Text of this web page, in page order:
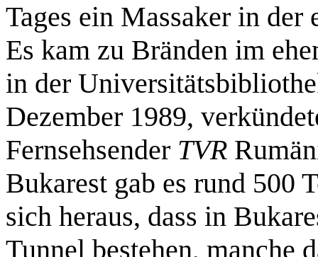
Tages ein Massaker in der
Es kam zu Bränden im
in der
Dezember 1989,
Fernsehsender TVR
Bukarest gab es rund 500
sich heraus, dass in
Tunnel bestehen, manche